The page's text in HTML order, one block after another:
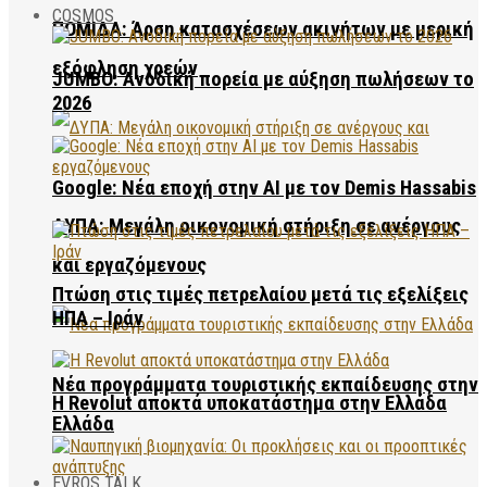
ΠΟΜΙΔΑ: Άρση κατασχέσεων ακινήτων με μερική
εξόφληση χρεών
ΔΥΠΑ: Μεγάλη οικονομική στήριξη σε ανέργους
και εργαζόμενους
Νέα προγράμματα τουριστικής εκπαίδευσης στην
Ελλάδα
EVROS TALK
COSMOS
JUMBO: Ανοδική πορεία με αύξηση πωλήσεων το
2026
Google: Νέα εποχή στην AI με τον Demis Hassabis
Πτώση στις τιμές πετρελαίου μετά τις εξελίξεις
ΗΠΑ – Ιράν
Η Revolut αποκτά υποκατάστημα στην Ελλάδα